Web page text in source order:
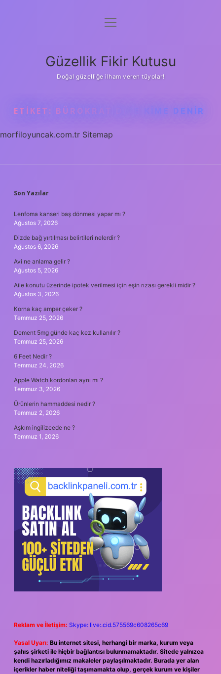
Anasayfa
Yasal Uyarı
menüyü
Güzellik Fikir Kutusu
Doğal güzelliğe ilham veren tüyolar!
ETIKET: BÜROKRAT DIYE KIME DENIR
morfiloyuncak.com.tr Sitemap
SIDEBAR
Son Yazılar
Lenfoma kanseri baş dönmesi yapar mı ?
Ağustos 7, 2026
Dizde bağ yırtılması belirtileri nelerdir ?
Ağustos 6, 2026
Avi ne anlama gelir ?
Ağustos 5, 2026
Aile konutu üzerinde ipotek verilmesi için eşin rızası gerekli midir ?
Ağustos 3, 2026
Korna kaç amper çeker ?
Temmuz 25, 2026
Dement 5mg günde kaç kez kullanılır ?
Temmuz 25, 2026
6 Feet Nedir ?
Temmuz 24, 2026
Apple Watch kordonları aynı mı ?
Temmuz 3, 2026
Ürünlerin hammaddesi nedir ?
Temmuz 2, 2026
Aşkım ingilizcede ne ?
Temmuz 1, 2026
Reklam ve İletişim: Skype: live:.cid.575569c608265c69
Yasal Uyarı: Bu internet sitesi, herhangi bir marka, kurum veya
şahıs şirketi ile hiçbir bağlantısı bulunmamaktadır. Sitede yalnızca
kendi hazırladığımız makaleler paylaşılmaktadır. Burada yer alan
içerikler haber niteliği taşımamakta olup, gerçek kurum ve kişiler